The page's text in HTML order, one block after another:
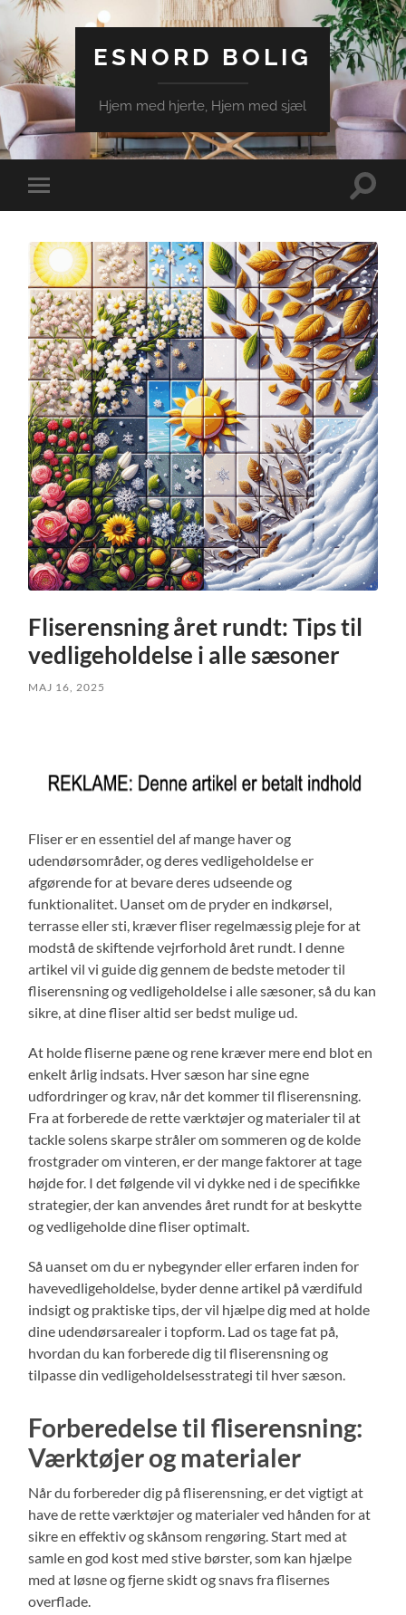
ESNORD BOLIG
Hjem med hjerte, Hjem med sjæl
Toggle
mobile
Toggle
Fliserensning året rundt: Tips til
vedligeholdelse i alle sæsoner
MAJ 16, 2025
Fliser er en essentiel del af mange haver og
udendørsområder, og deres vedligeholdelse er
afgørende for at bevare deres udseende og
funktionalitet. Uanset om de pryder en indkørsel,
terrasse eller sti, kræver fliser regelmæssig pleje for at
modstå de skiftende vejrforhold året rundt. I denne
artikel vil vi guide dig gennem de bedste metoder til
fliserensning og vedligeholdelse i alle sæsoner, så du kan
sikre, at dine fliser altid ser bedst mulige ud.
At holde fliserne pæne og rene kræver mere end blot en
enkelt årlig indsats. Hver sæson har sine egne
udfordringer og krav, når det kommer til fliserensning.
Fra at forberede de rette værktøjer og materialer til at
tackle solens skarpe stråler om sommeren og de kolde
frostgrader om vinteren, er der mange faktorer at tage
højde for. I det følgende vil vi dykke ned i de specifikke
strategier, der kan anvendes året rundt for at beskytte
og vedligeholde dine fliser optimalt.
Så uanset om du er nybegynder eller erfaren inden for
havevedligeholdelse, byder denne artikel på værdifuld
indsigt og praktiske tips, der vil hjælpe dig med at holde
dine udendørsarealer i topform. Lad os tage fat på,
hvordan du kan forberede dig til fliserensning og
tilpasse din vedligeholdelsesstrategi til hver sæson.
Forberedelse til fliserensning:
Værktøjer og materialer
Når du forbereder dig på fliserensning, er det vigtigt at
have de rette værktøjer og materialer ved hånden for at
sikre en effektiv og skånsom rengøring. Start med at
samle en god kost med stive børster, som kan hjælpe
med at løsne og fjerne skidt og snavs fra flisernes
overflade.